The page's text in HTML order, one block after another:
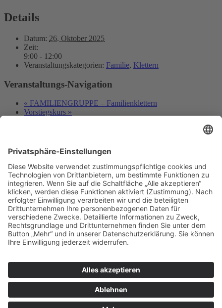
Details
Datum: 26. Oktober 2025
Zeit:
9:00 - 12:00
Veranstaltungskategorien: Familie, Klettern
Veranstaltungs-Navigation
« FAMILIENGRUPPE – Familienklettern
Vorstiegskurs »
Flugstraße 17
76532 Baden-Baden
Gewerbegebiet Oos-West
E-Mail senden
Telefon Geschäftsstelle:
07221 17200
Telefon Kletterhalle:
07221 968513
Immer auf dem neuesten Stand:
Impressum
Datenschutz